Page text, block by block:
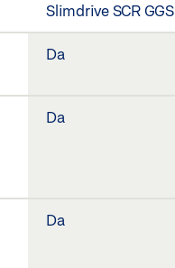
Slimdrive SCR GGS
Da
Da
Da